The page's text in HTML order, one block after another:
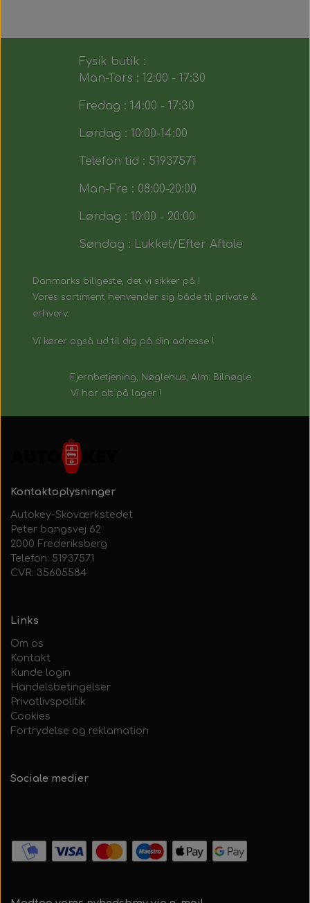
Fysik butik :
Man-Tors : 12:00 - 17:30
Fredag : 14:00 - 17:30
Lørdag : 10:00-14:00
Telefon tid : 51937571
Man-Fre : 08:00-20:00
Lørdag : 10:00 - 20:00
Søndag : Lukket/Efter Aftale
Danmarks biligeste, det vi sikker på !
Vores sortiment henvender sig både til private &
erhverv.
Vi kører også ud til dig på din adresse !
Fjernbetjening, Nøglehus, Alm. Bilnøgle
Vi har alt på lager !
Kontaktoplysninger
Autokey-Skoværkstedet
Peter bangsvej 62
2000 Frederiksberg
Telefon: 51937571
CVR: 35605584
Links
Om os
Kontakt
Kunde login
Handelsbetingelser
Privatlivspolitik
Cookies
Fortrydelse og reklamation
Sociale medier